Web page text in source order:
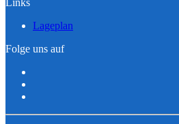
Links
Lageplan
Folge uns auf